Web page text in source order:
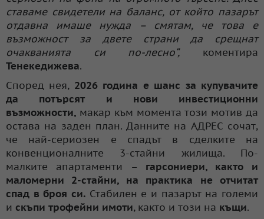
ставаме свидетели на баланс, от който пазарът
отдавна имаше нужда – смятам, че това е
възможност за двете страни да срещнат
очакванията си по-лесно“,коментира
Тенекедижева.
Според нея, 2026 година е шанс за купувачите
да потърсят и нови инвестиционни
възможности, макар към момента този мотив да
остава на заден план. Данните на АДРЕС сочат,
че най-сериозен е спадът в сделките на
конвенционалните 3-стайни жилища. По-
малките апартаменти – гарсониери, както и
маломерни 2-стайни, на практика не отчитат
спад в броя си. Стабилен е и пазарът на големи
и скъпи трофейни имоти, както и този на къщи.